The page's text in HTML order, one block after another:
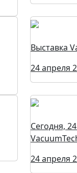
Выставка
24 апреля
Сегодня,
24 апреля